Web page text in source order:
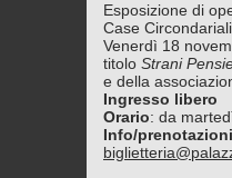
Esposizione di
Case
Venerdì 18
titolo Strani
e della
Ingresso libero
Orario: da
Info/prenotazioni